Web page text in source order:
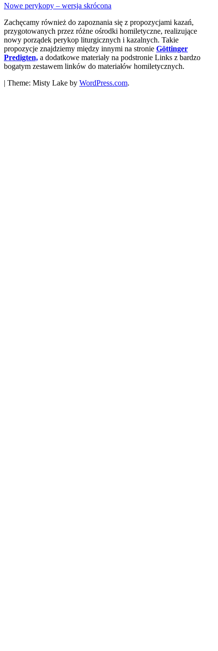
Nowe perykopy – wersja skrócona
Zachęcamy również do zapoznania się z propozycjami kazań,
przygotowanych przez różne ośrodki homiletyczne, realizujące
nowy porządek perykop liturgicznych i kazalnych. Takie
propozycje znajdziemy między innymi na stronie Göttinger
Predigten, a dodatkowe materiały na podstronie Links z bardzo
bogatym zestawem linków do materiałów homiletycznych.
| Theme: Misty Lake by WordPress.com.